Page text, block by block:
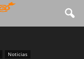
Noticias